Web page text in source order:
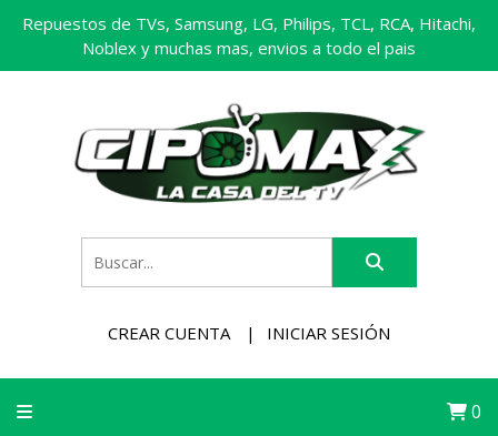
Repuestos de TVs, Samsung, LG, Philips, TCL, RCA, Hitachi,
Noblex y muchas mas, envios a todo el pais
CREAR CUENTA INICIAR SESIÓN
0